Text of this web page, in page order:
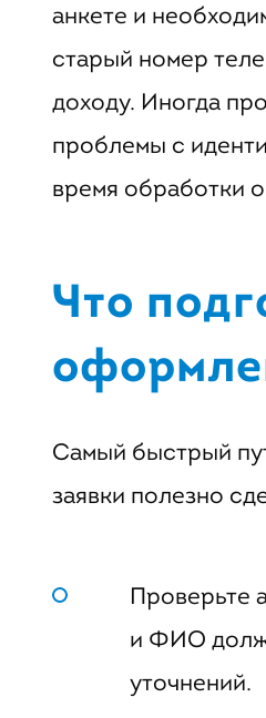
анкете и
старый номер
доходу. Иногда
проблемы с
время обработки
Что
Самый быстрый
заявки полезно
Проверьте
и ФИО
уточнений.